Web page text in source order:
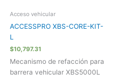
Acceso vehicular
ACCESSPRO XBS-CORE-KIT-
L
$10,797.31
Mecanismo de refacción para
barrera vehicular XBS5000L